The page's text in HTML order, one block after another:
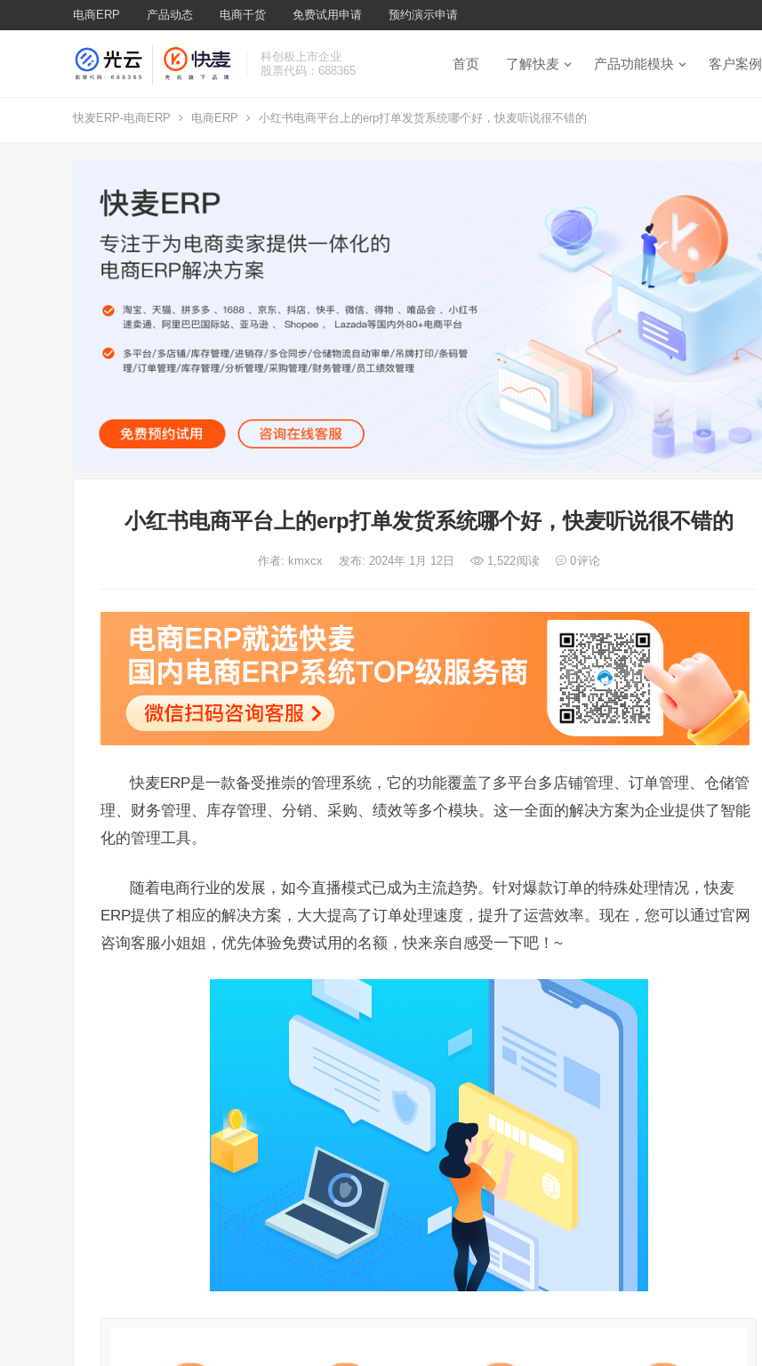
电商ERP 产品动态 电商干货 免费试用申请 预约演示申请
科创板上市企业
股票代码：688365
首页 了解快麦 产品功能模块 客户案例
快麦ERP-电商ERP 电商ERP 小红书电商平台上的erp打单发货系统哪个好，快麦听说很不错的
小红书电商平台上的erp打单发货系统哪个好，快麦听说很不错的
作者: kmxcx 发布: 2024年 1月 12日 1,522阅读 0评论
快麦ERP是一款备受推崇的管理系统，它的功能覆盖了多平台多店铺管理、订单管理、仓储管
理、财务管理、库存管理、分销、采购、绩效等多个模块。这一全面的解决方案为企业提供了智能
化的管理工具。
随着电商行业的发展，如今直播模式已成为主流趋势。针对爆款订单的特殊处理情况，快麦
ERP提供了相应的解决方案，大大提高了订单处理速度，提升了运营效率。现在，您可以通过官网
咨询客服小姐姐，优先体验免费试用的名额，快来亲自感受一下吧！~